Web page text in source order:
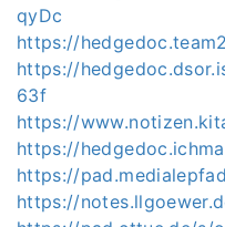
qyDc
https://
https://
63f
https://
https://
https://
https://